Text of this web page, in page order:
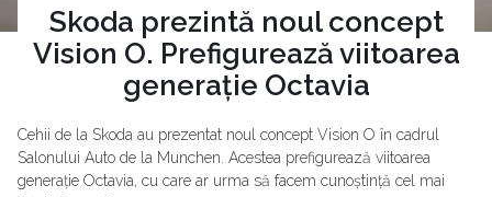
Skoda prezintă noul concept
Vision O. Prefigurează viitoarea
generație Octavia
Cehii de la Skoda au prezentat noul concept Vision O în cadrul
Salonului Auto de la Munchen. Acestea prefigurează viitoarea
generație Octavia, cu care ar urma să facem cunoștință cel mai